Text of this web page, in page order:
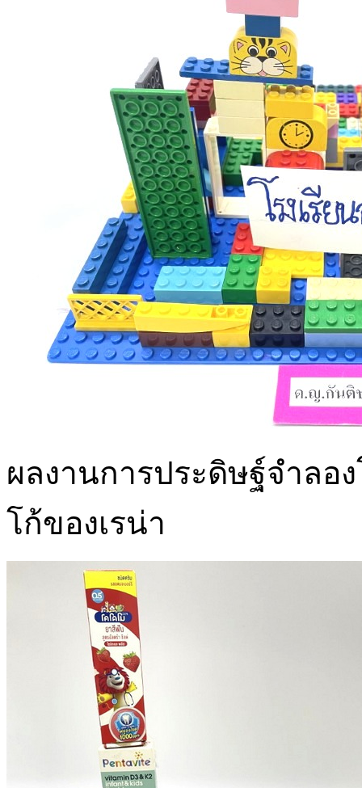
ผลงานการประดิษฐ์จำลอ
โก้ของเรน่า